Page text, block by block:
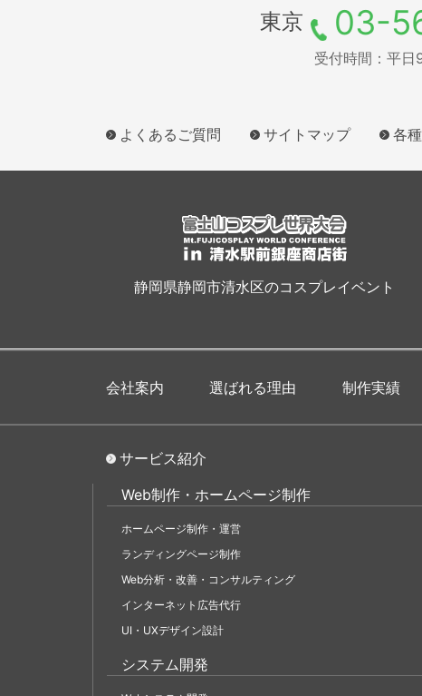
東京 03-
受付時間：平
よくあるご質問 サイトマップ 各
静岡県静岡市清水区のコスプレイベント
会社案内 選ばれる理由 制作実績
サービス紹介
Web制作・ホームページ制作
ホームページ制作・運営
ランディングページ制作
Web分析・改善・コンサルティング
インターネット広告代行
UI・UXデザイン設計
システム開発